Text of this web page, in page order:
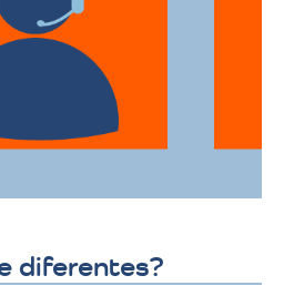
mudanza, se ofrece un
excepcional,
a sus horarios y
específicas.
diferentes?